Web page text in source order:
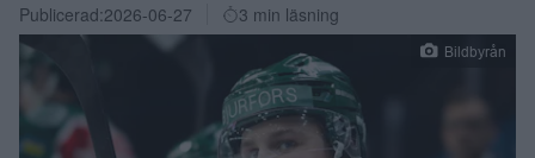
Publicerad:2026-06-27 3 min läsning
Bildbyrån